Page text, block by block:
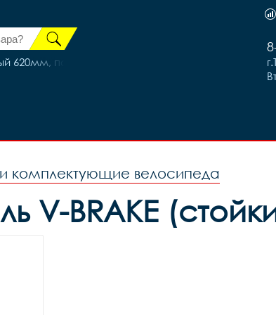
620мм, посадка 31,8мм
комплектующие велосипеда
V-BRAKE